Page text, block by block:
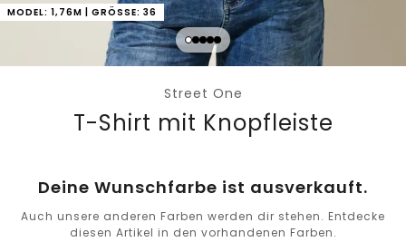
MODEL: 1,76M | GRÖSSE: 36
Street One
T-Shirt mit Knopfleiste
Deine Wunschfarbe ist ausverkauft.
Auch unsere anderen Farben werden dir stehen. Entdecke
diesen Artikel in den vorhandenen Farben.